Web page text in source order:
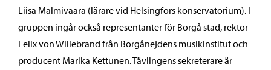
Liisa Malmivaara (lärare vid Helsingfors konservatorium). I
gruppen ingår också representanter för Borgå stad, rektor
Felix von Willebrand från Borgånejdens musikinstitut och
producent Marika Kettunen. Tävlingens sekreterare är